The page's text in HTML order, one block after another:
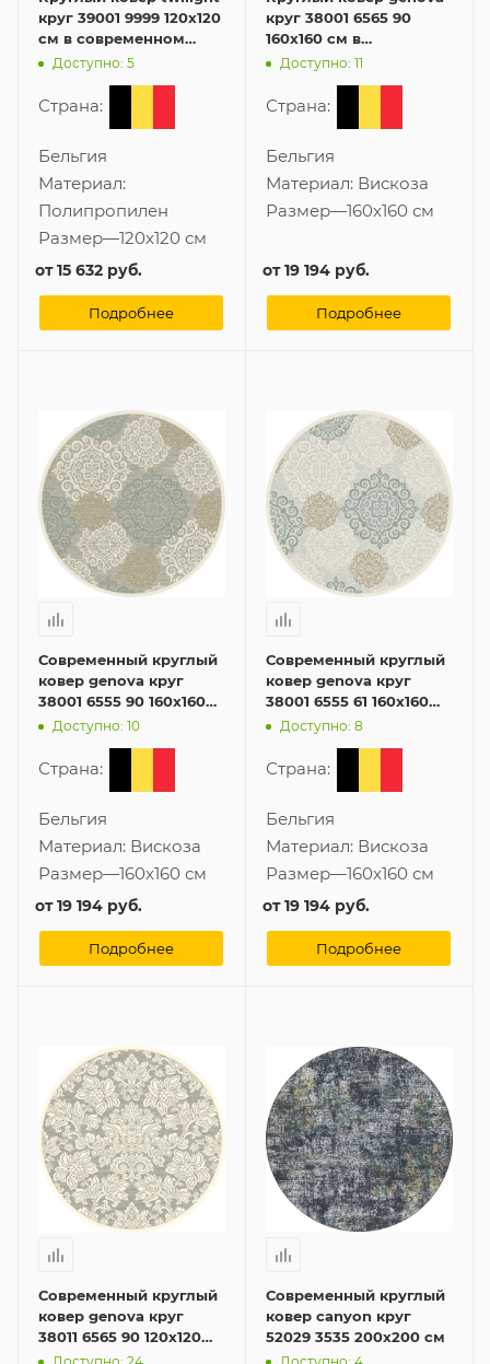
круг 39001 9999 120x120
см в современном
стиле
Доступно: 5
Страна:
Бельгия
Материал:
Полипропилен
Размер—120x120 см
от15 632 руб.
Подробнее
круг 38001 6565 90
160x160 см в
современном стиле
Доступно: 11
Страна:
Бельгия
Материал: Вискоза
Размер—160x160 см
от19 194 руб.
Подробнее
Современный круглый
ковер genova круг
38001 6555 90 160x160
смДоступно: 10
Страна:
Бельгия
Материал: Вискоза
Размер—160x160 см
от19 194 руб.
Подробнее
Современный круглый
ковер genova круг
38001 6555 61 160x160
смДоступно: 8
Страна:
Бельгия
Материал: Вискоза
Размер—160x160 см
от19 194 руб.
Подробнее
Современный круглый
ковер genova круг
38011 6565 90 120x120
см
Современный круглый
ковер canyon круг
52029 3535 200x200 см